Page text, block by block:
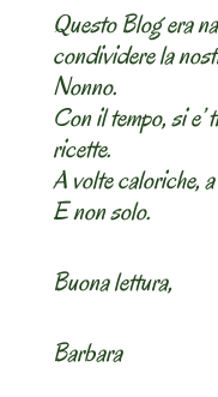
Questo Blog era
condividere la
Nonno.
Con il tempo, si
ricette.
A volte caloriche,
E non solo.
Buona lettura,
Barbara